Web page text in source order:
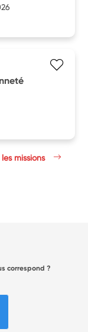
missions
correspond ?